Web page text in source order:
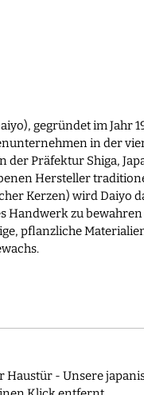
gegründet im Jahr
in der
der Präfektur Shiga,
Hersteller
Kerzen) wird Daiyo
Handwerk zu
pflanzliche